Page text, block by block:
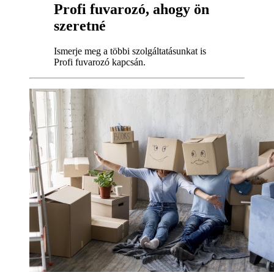
Profi fuvarozó, ahogy ön
szeretné
Ismerje meg a többi szolgáltatásunkat is
Profi fuvarozó kapcsán.